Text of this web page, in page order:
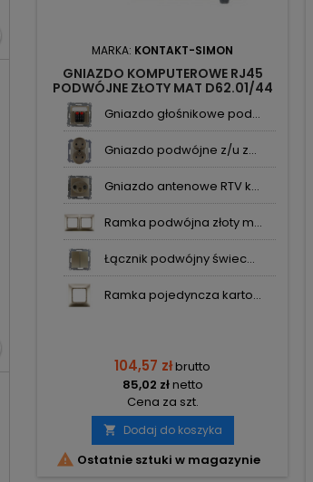
MARKA: KONTAKT-SIMON
GNIAZDO KOMPUTEROWE RJ45
PODWÓJNE ZŁOTY MAT D62.01/44
Gniazdo głośnikowe pod...
Gniazdo podwójne z/u z...
Gniazdo antenowe RTV k...
Ramka podwójna złoty m...
Łącznik podwójny świec...
Ramka pojedyncza karto...
104,57 złbrutto
85,02 złnetto
Cena za szt.
 Dodaj do koszyka
 Ostatnie sztuki w magazynie